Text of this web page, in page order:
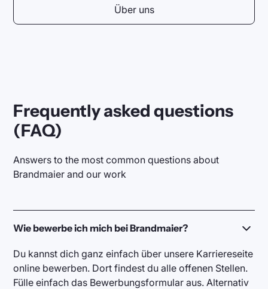
Über uns
Frequently asked questions
(FAQ)
Answers to the most common questions about
Brandmaier and our work
Wie bewerbe ich mich bei Brandmaier?
Du kannst dich ganz einfach über unsere Karriereseite
online bewerben. Dort findest du alle offenen Stellen.
Fülle einfach das Bewerbungsformular aus. Alternativ